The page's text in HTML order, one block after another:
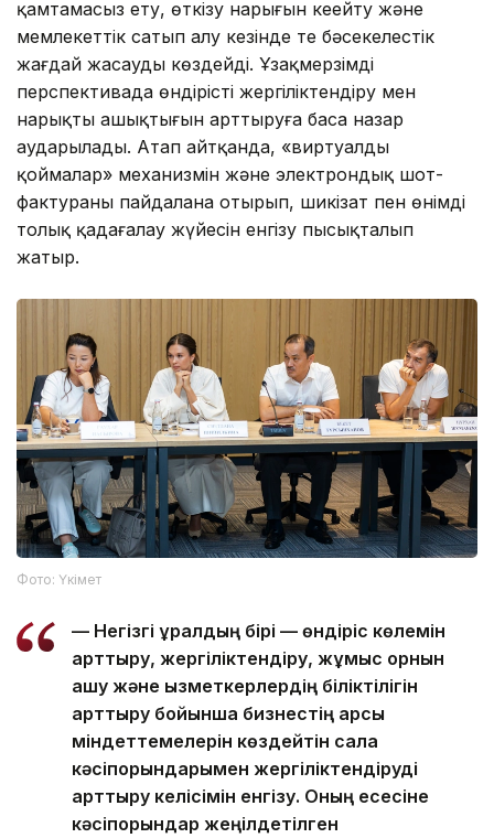
қамтамасыз ету, өткізу нарығын кеңейту және
мемлекеттік сатып алу кезінде тең бәсекелестік
жағдай жасауды көздейді. Ұзақмерзімді
перспективада өндірісті жергіліктендіру мен
нарықтың ашықтығын арттыруға баса назар
аударылады. Атап айтқанда, «виртуалды
қоймалар» механизмін және электрондық шот-
фактураны пайдалана отырып, шикізат пен өнімді
толық қадағалау жүйесін енгізу пысықталып
жатыр.
Фото: Үкімет
— Негізгі құралдың бірі — өндіріс көлемін
арттыру, жергіліктендіру, жұмыс орнын
ашу және қызметкерлердің біліктілігін
арттыру бойынша бизнестің қарсы
міндеттемелерін көздейтін сала
кәсіпорындарымен жергіліктендіруді
арттыру келісімін енгізу. Оның есесіне
кәсіпорындар жеңілдетілген